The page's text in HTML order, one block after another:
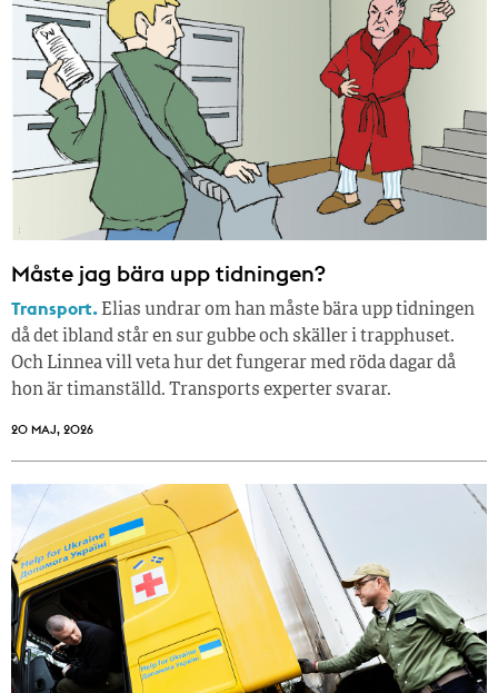
Måste jag bära upp tidningen?
Transport. Elias undrar om han måste bära upp tidningen
då det ibland står en sur gubbe och skäller i trapphuset.
Och Linnea vill veta hur det fungerar med röda dagar då
hon är timanställd. Transports experter svarar.
20 MAJ, 2026